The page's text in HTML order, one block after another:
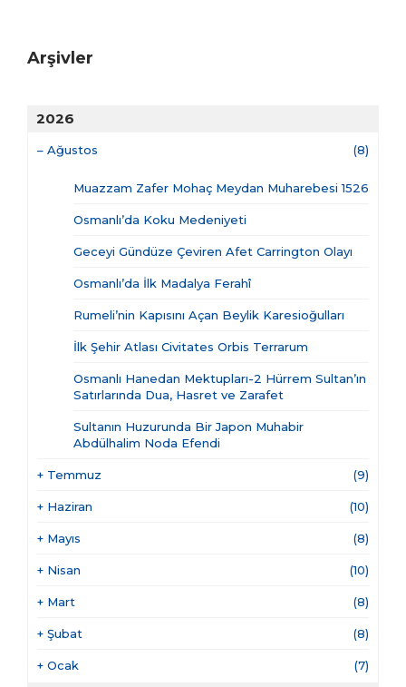
Arşivler
2026
– Ağustos (8)
Muazzam Zafer Mohaç Meydan Muharebesi 1526
Osmanlı’da Koku Medeniyeti
Geceyi Gündüze Çeviren Afet Carrington Olayı
Osmanlı’da İlk Madalya Ferahî
Rumeli’nin Kapısını Açan Beylik Karesioğulları
İlk Şehir Atlası Civitates Orbis Terrarum
Osmanlı Hanedan Mektupları-2 Hürrem Sultan’ın
Satırlarında Dua, Hasret ve Zarafet
Sultanın Huzurunda Bir Japon Muhabir
Abdülhalim Noda Efendi
+ Temmuz (9)
+ Haziran (10)
+ Mayıs (8)
+ Nisan (10)
+ Mart (8)
+ Şubat (8)
+ Ocak (7)